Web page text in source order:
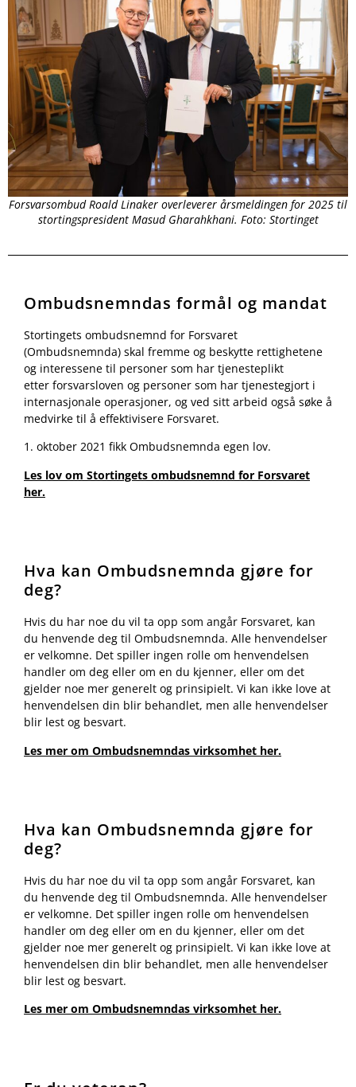
Forsvarsombud Roald Linaker overleverer årsmeldingen for 2025 til
stortingspresident Masud Gharahkhani. Foto: Stortinget
Ombudsnemndas formål og mandat
Stortingets ombudsnemnd for Forsvaret
(Ombudsnemnda) skal fremme og beskytte rettighetene
og interessene til personer som har tjenesteplikt
etter forsvarsloven og personer som har tjenestegjort i
internasjonale operasjoner, og ved sitt arbeid også søke å
medvirke til å effektivisere Forsvaret.
1. oktober 2021 fikk Ombudsnemnda egen lov.
Les lov om Stortingets ombudsnemnd for Forsvaret
her.
Hva kan Ombudsnemnda gjøre for
deg?
Hvis du har noe du vil ta opp som angår Forsvaret, kan
du henvende deg til Ombudsnemnda. Alle henvendelser
er velkomne. Det spiller ingen rolle om henvendelsen
handler om deg eller om en du kjenner, eller om det
gjelder noe mer generelt og prinsipielt. Vi kan ikke love at
henvendelsen din blir behandlet, men alle henvendelser
blir lest og besvart.
Les mer om Ombudsnemndas virksomhet her.
Hva kan Ombudsnemnda gjøre for
deg?
Hvis du har noe du vil ta opp som angår Forsvaret, kan
du henvende deg til Ombudsnemnda. Alle henvendelser
er velkomne. Det spiller ingen rolle om henvendelsen
handler om deg eller om en du kjenner, eller om det
gjelder noe mer generelt og prinsipielt. Vi kan ikke love at
henvendelsen din blir behandlet, men alle henvendelser
blir lest og besvart.
Les mer om Ombudsnemndas virksomhet her.